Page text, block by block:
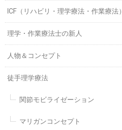
ICF（リハビリ・理学療法・作業療法）
理学・作業療法士の新人
人物＆コンセプト
徒手理学療法
関節モビライゼーション
マリガンコンセプト